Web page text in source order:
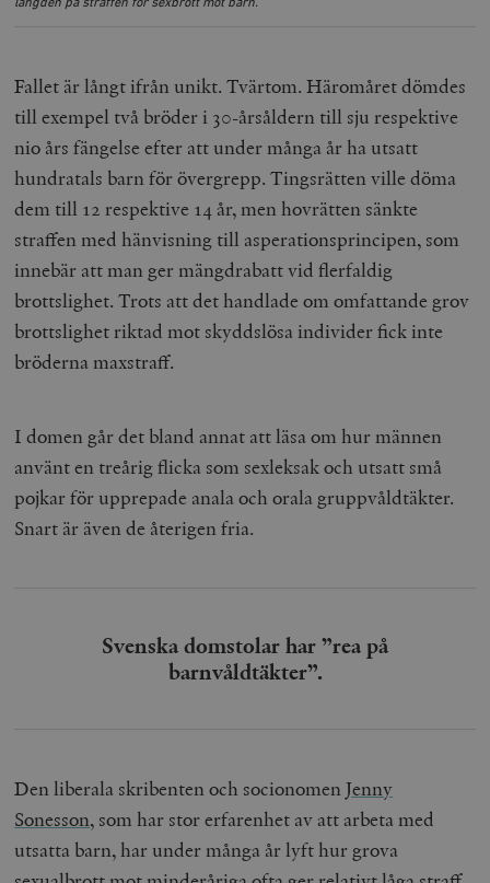
Fallet är långt ifrån unikt. Tvärtom. Häromåret dömdes
till exempel två bröder i 30-årsåldern till sju respektive
nio års fängelse efter att under många år ha utsatt
hundratals barn för övergrepp. Tingsrätten ville döma
dem till 12 respektive 14 år, men hovrätten sänkte
straffen med hänvisning till asperationsprincipen, som
innebär att man ger mängdrabatt vid flerfaldig
brottslighet. Trots att det handlade om omfattande grov
brottslighet riktad mot skyddslösa individer fick inte
bröderna maxstraff.
I domen går det bland annat att läsa om hur männen
använt en treårig flicka som sexleksak och utsatt små
pojkar för upprepade anala och orala gruppvåldtäkter.
Snart är även de återigen fria.
Svenska domstolar har ”rea på
barnvåldtäkter”.
Den liberala skribenten och socionomenJenny
Sonesson, som har stor erfarenhet av att arbeta med
utsatta barn, har under många år lyft hur grova